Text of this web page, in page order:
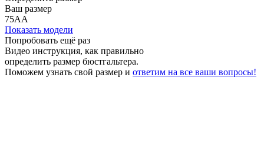
Ваш размер
75АА
Показать модели
Попробовать ещё раз
Видео инструкция, как правильно
определить размер бюстгальтера.
Поможем узнать свой размер и ответим на все ваши вопросы!